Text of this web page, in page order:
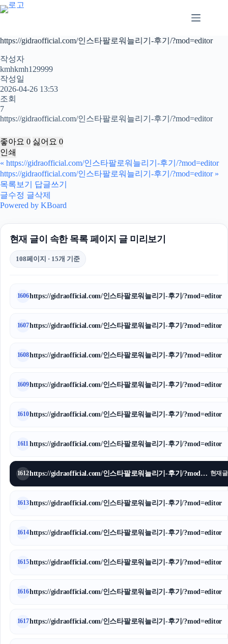
본
문
로
너
뛰
기
https://gidraofficial.com/인스타팔로워늘리기-후기/?mod=editor
작성자
kmhkmh129999
작성일
2026-04-26 13:53
조회
7
https://gidraofficial.com/인스타팔로워늘리기-후기/?mod=editor
좋아요 0 싫어요 0
인쇄
« https://gidraofficial.com/인스타팔로워늘리기-후기/?mod=editor
https://gidraofficial.com/인스타팔로워늘리기-후기/?mod=editor »
목록보기
답글쓰기
글수정 글삭제
Powered by KBoard
현재 글이 속한 목록 페이지 글 미리보기
108페이지 · 15개 기준
1606https://gidraofficial.com/인스타팔로워늘리기-후기/?mod=editor
1607https://gidraofficial.com/인스타팔로워늘리기-후기/?mod=editor
1608https://gidraofficial.com/인스타팔로워늘리기-후기/?mod=editor
1609https://gidraofficial.com/인스타팔로워늘리기-후기/?mod=editor
1610https://gidraofficial.com/인스타팔로워늘리기-후기/?mod=editor
1611https://gidraofficial.com/인스타팔로워늘리기-후기/?mod=editor
1612 https://gidraofficial.com/인스타팔로워늘리기-후기/?mod=editor 현재글
1613https://gidraofficial.com/인스타팔로워늘리기-후기/?mod=editor
1614https://gidraofficial.com/인스타팔로워늘리기-후기/?mod=editor
1615https://gidraofficial.com/인스타팔로워늘리기-후기/?mod=editor
1616https://gidraofficial.com/인스타팔로워늘리기-후기/?mod=editor
1617https://gidraofficial.com/인스타팔로워늘리기-후기/?mod=editor